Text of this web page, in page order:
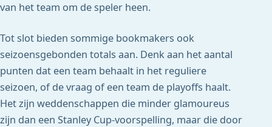
van het team om de speler heen.
Tot slot bieden sommige bookmakers ook
seizoensgebonden totals aan. Denk aan het aantal
punten dat een team behaalt in het reguliere
seizoen, of de vraag of een team de playoffs haalt.
Het zijn weddenschappen die minder glamoureus
zijn dan een Stanley Cup-voorspelling, maar die door